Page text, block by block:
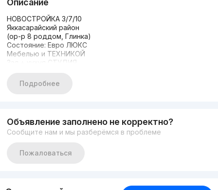
Описание
НОВОСТРОЙКА 3/7/10
Яккасарайский район
(ор-р 8 роддом, Глинка)
Состояние: Евро ЛЮКС
Мебелью и ТЕХНИКОЙ
Зал + кухня СТУДИЯ
Подробнее
Объявление заполнено не корректно?
Сообщите нам и мы разберёмся в проблеме
Пожаловаться